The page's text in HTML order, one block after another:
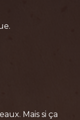
Mais si ça